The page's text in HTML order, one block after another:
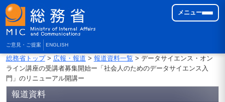
ご意見・ご提案 ENGLISH
メニュー
総務省トップ> 広報・報道 > 報道資料一覧> データサイエンス・オン
ライン講座の受講者募集開始ー「社会人のためのデータサイエンス入
門」のリニューアル開講ー
報道資料